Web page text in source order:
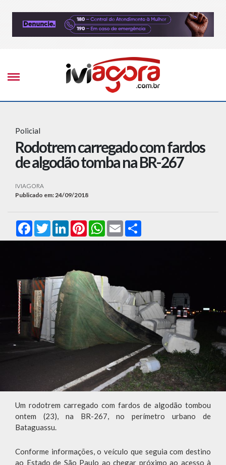
Policial
Rodotrem carregado com fardos
de algodão tomba na BR-267
IVIAGORA
Publicado em: 24/09/2018
FacebookTwitterLinkedInPinterestWhatsApp
Email
Um rodotrem carregado com fardos de algodão tombou
ontem (23), na BR-267, no perímetro urbano de
Bataguassu.
Conforme informações, o veículo que seguia com destino
ao Estado de São Paulo ao chegar próximo ao acesso à